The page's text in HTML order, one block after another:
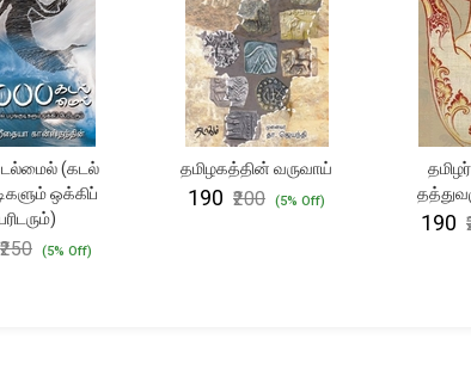
(கடல்
ஒக்கிப்
₹250 (5% Off)
தமிழகத்தின் வருவாய்
₹190 ₹200 (5% Off)
₹190